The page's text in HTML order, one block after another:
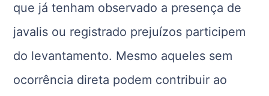
que já tenham observado a presença de
javalis ou registrado prejuízos participem
do levantamento. Mesmo aqueles sem
ocorrência direta podem contribuir ao